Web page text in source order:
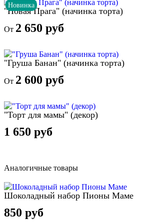
Новинка
"Новая Прага" (начинка торта)
От 2 650 руб
"Груша Банан" (начинка торта)
От 2 600 руб
"Торт для мамы" (декор)
1 650 руб
Аналогичные товары
Шоколадный набор Пионы Маме
850 руб